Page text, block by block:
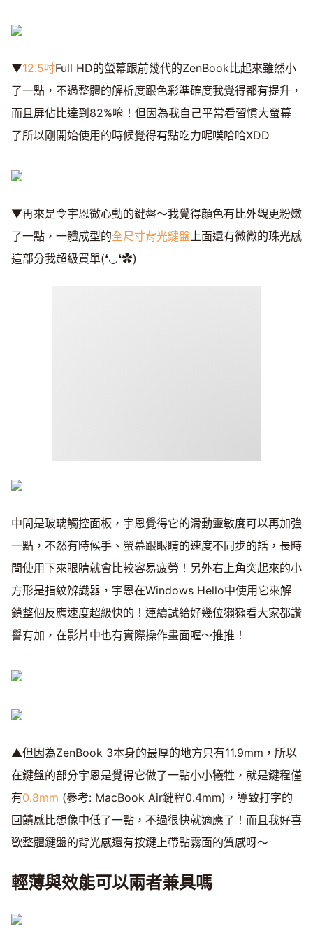
▼12.5吋Full HD的螢幕跟前幾代的ZenBook比起來雖然小
了一點，不過整體的解析度跟色彩準確度我覺得都有提升，
而且屏佔比達到82%唷！但因為我自己平常看習慣大螢幕
了所以剛開始使用的時候覺得有點吃力呢噗哈哈XDD
▼再來是令宇恩微心動的鍵盤～我覺得顏色有比外觀更粉嫩
了一點，一體成型的全尺寸背光鍵盤上面還有微微的珠光感
這部分我超級買單(❛◡❛✿)
中間是玻璃觸控面板，宇恩覺得它的滑動靈敏度可以再加強
一點，不然有時候手、螢幕跟眼睛的速度不同步的話，長時
間使用下來眼睛就會比較容易疲勞！另外右上角突起來的小
方形是指紋辨識器，宇恩在Windows Hello中使用它來解
鎖整個反應速度超級快的！連續試給好幾位獺獺看大家都讚
譽有加，在影片中也有實際操作畫面喔～推推！
▲但因為ZenBook 3本身的最厚的地方只有11.9mm，所以
在鍵盤的部分宇恩是覺得它做了一點小小犧牲，就是鍵程僅
有0.8mm (參考: MacBook Air鍵程0.4mm)，導致打字的
回饋感比想像中低了一點，不過很快就適應了！而且我好喜
歡整體鍵盤的背光感還有按鍵上帶點霧面的質感呀～
輕薄與效能可以兩者兼具嗎